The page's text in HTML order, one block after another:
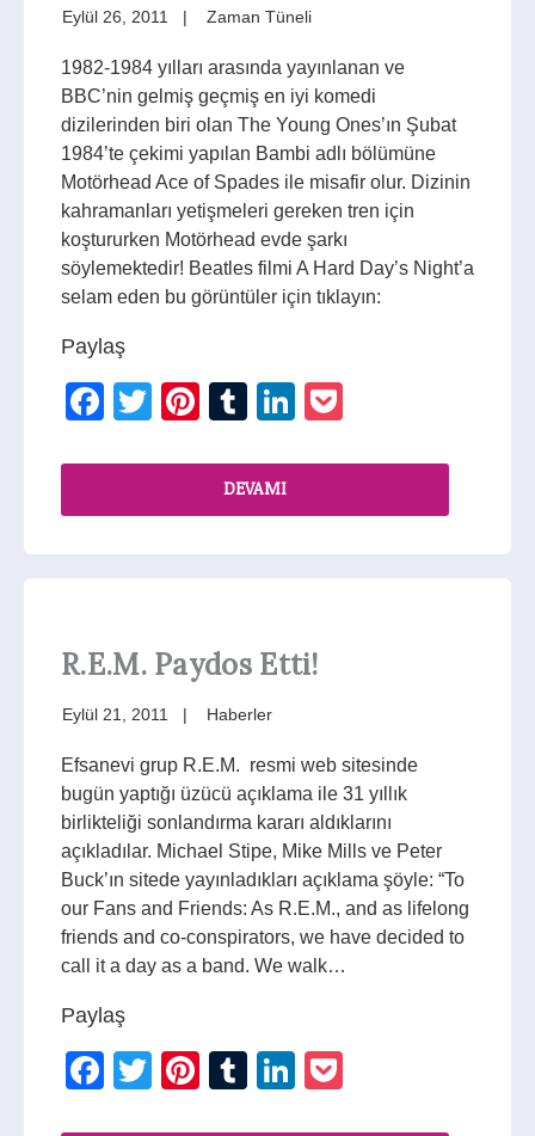
Eylül 26, 2011 Zaman Tüneli
1982-1984 yılları arasında yayınlanan ve
BBC’nin gelmiş geçmiş en iyi komedi
dizilerinden biri olan The Young Ones’ın Şubat
1984’te çekimi yapılan Bambi adlı bölümüne
Motörhead Ace of Spades ile misafir olur. Dizinin
kahramanları yetişmeleri gereken tren için
koştururken Motörhead evde şarkı
söylemektedir! Beatles filmi A Hard Day’s Night’a
selam eden bu görüntüler için tıklayın:
Paylaş
Facebook
TwitterPinterest
TumblrLinkedIn
DEVAMI
R.E.M. Paydos Etti!
Eylül 21, 2011 Haberler
Efsanevi grup R.E.M. resmi web sitesinde
bugün yaptığı üzücü açıklama ile 31 yıllık
birlikteliği sonlandırma kararı aldıklarını
açıkladılar. Michael Stipe, Mike Mills ve Peter
Buck’ın sitede yayınladıkları açıklama şöyle: “To
our Fans and Friends: As R.E.M., and as lifelong
friends and co-conspirators, we have decided to
call it a day as a band. We walk…
Paylaş
Facebook
TwitterPinterest
TumblrLinkedIn